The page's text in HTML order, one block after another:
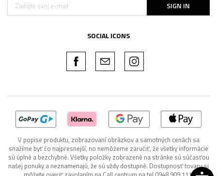
SIGN IN
SOCIAL ICONS
V popise produktu, zobrazovaní obrázkov a samotných cenách sa
snažíme byť čo najpresnejší, no nemôžeme zaručiť, že všetky informácie
sú úplné a bezchybné. Všetky položky zobrazené na stránke sú súčasťou
našej ponuky a neznamenajú, že sú vždy dostupné. Dostupnosť tovaru si